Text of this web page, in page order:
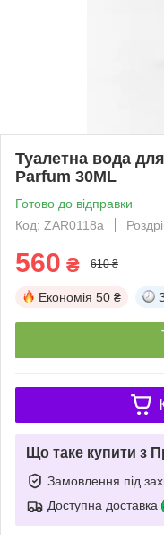
Туалетна вода
Parfum 30ML
Готово до відправки
Код: ZAR0118a
560 ₴ 610 ₴
Економія 50 ₴
Що таке купити з
Замовлення під
Доступна доставка